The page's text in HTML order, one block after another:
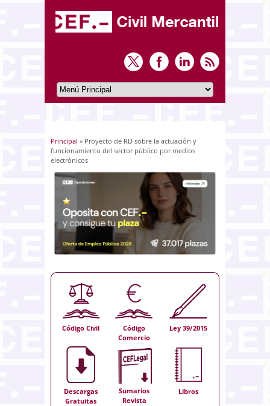
Usted está aquí
Principal » Proyecto de RD sobre la actuación y
funcionamiento del sector público por medios
electrónicos
Código Civil
Código
Comercio
Ley 39/2015
Descargas
Gratuitas
Sumarios
Revista
Libros